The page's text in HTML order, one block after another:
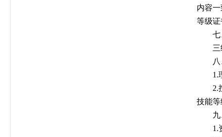
内容
等级
七
三
1.
2.
技能
1.